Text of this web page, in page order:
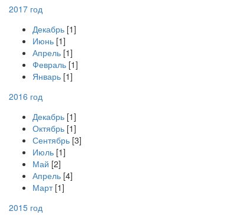
2017 год
Декабрь [1]
Июнь [1]
Апрель [1]
Февраль [1]
Январь [1]
2016 год
Декабрь [1]
Октябрь [1]
Сентябрь [3]
Июль [1]
Май [2]
Апрель [4]
Март[1]
2015 год